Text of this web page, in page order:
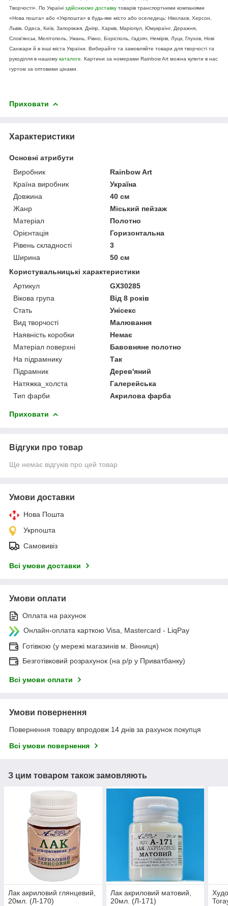
Творчості». По Україні здійснюємо доставку товарів транспортними компаніями
«Нова пошта» або «Укрпошта» в будь-яке місто або оселедець: Ніколаєв, Херсон,
Львів, Одеса, Київ, Запоріжжя, Дніпр, Харків, Маріопул, Юмукраїнг, Деражня,
Слов'янськ, Мелітополь, Умань, Рівно, Борісполь, ґадзяч, Немірів, Луцк, Глухов, Нові
Санжари й в інші міста України. Вибирайте та замовляйте товари для творчості та
рукоділля в нашому каталоге.
Картини за номерами Rainbow Art можна купити в нас
гуртом за оптовими цінами.
Приховати
Характеристики
Основні атрибути
Виробник
Rainbow Art
Країна виробник
Україна
Довжина
40 см
Жанр
Міський пейзаж
Матеріал
Полотно
Орієнтація
Горизонтальна
Рівень складності
3
Ширина
50 см
Користувальницькі характеристики
Артикул
GX30285
Вікова група
Від 8 років
Стать
Унісекс
Вид творчості
Малювання
Наявність коробки
Немає
Матеріал поверхні
Бавовняне полотно
На підрамнику
Так
Підрамник
Дерев'яний
Натяжка_холста
Галерейська
Тип фарби
Акрилова фарба
Приховати
Відгуки про товар
Ще немає відгуків про цей товар
Умови доставки
Нова Пошта
Укрпошта
Самовивіз
Всі умови доставки
Умови оплати
Оплата на рахунок
Онлайн-оплата карткою Visa, Mastercard - LiqPay
Готівкою (у мережі магазинів м. Вінниця)
Безготівковий розрахунок (на р/р у Приватбанку)
Всі умови оплати
Умови повернення
Повернення товару впродовж 14 днів за рахунок покупця
Всі умови повернення
З цим товаром також замовляють
Лак акриловий глянцевий,
20мл. (Л-170)
Лак акриловий матовий,
20мл. (Л-171)